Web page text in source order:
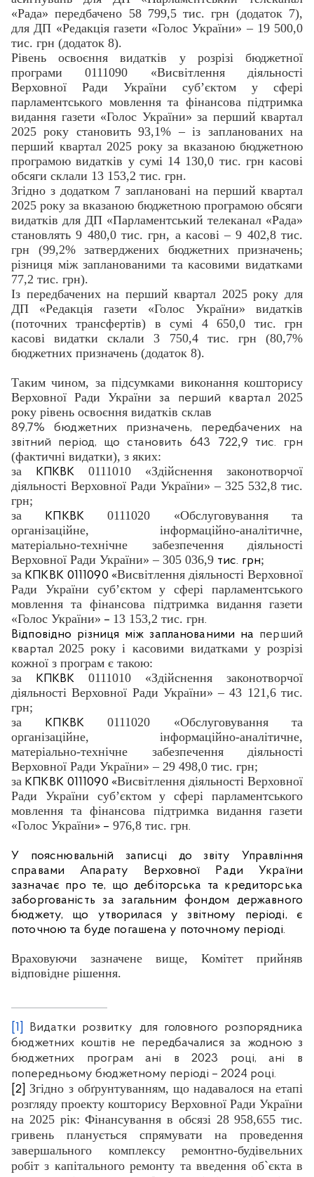
«Рада» передбачено 58 799,5 тис. грн (додаток 7),
для ДП «Редакція газети «Голос України» – 19 500,0
тис. грн (додаток 8).
Рівень освоєння видатків у розрізі бюджетної
програми 0111090 «Висвітлення діяльності
Верховної Ради України суб’єктом у сфері
парламентського мовлення та фінансова підтримка
видання газети «Голос України» за перший квартал
2025 року становить 93,1% – із запланованих на
перший квартал 2025 року за вказаною бюджетною
програмою видатків у сумі 14 130,0 тис. грн касові
обсяги склали 13 153,2 тис. грн.
Згідно з додатком 7 заплановані на перший квартал
2025 року за вказаною бюджетною програмою обсяги
видатків для ДП «Парламентський телеканал «Рада»
становлять 9 480,0 тис. грн, а касові – 9 402,8 тис.
грн (99,2% затверджених бюджетних призначень;
різниця між запланованими та касовими видатками
77,2 тис. грн).
Із передбачених на перший квартал 2025 року для
ДП «Редакція газети «Голос України» видатків
(поточних трансфертів) в сумі 4 650,0 тис. грн
касові видатки склали 3 750,4 тис. грн (80,7%
бюджетних призначень (додаток 8).
Таким чином, за підсумками виконання кошторису
Верховної Ради Україниза перший квартал 2025
року рівень освоєння видатків склав
89,7% бюджетних призначень, передбачених на
звітний період, що становить
643 722,9 тис. грн
(фактичні видатки), з яких:
за
КПКВК 0111010 «Здійснення законотворчої
діяльності Верховної Ради України» – 325 532,8 тис.
грн;
за
КПКВК 0111020 «Обслуговування та
організаційне, інформаційно-аналітичне,
матеріально-технічне забезпечення діяльності
Верховної Ради України» – 305 036,9 тис. грн;
за КПКВК 0111090 «Висвітлення діяльності Верховної
Ради України суб’єктом у сфері парламентського
мовлення та фінансова підтримка видання газети
«Голос України» – 13 153,2 тис. грн.
Відповідно різниця між запланованими на перший
квартал2025 року і касовими видатками у розрізі
кожної з програм є такою:
за
КПКВК 0111010 «Здійснення законотворчої
діяльності Верховної Ради України» – 43 121,6 тис.
грн;
за
КПКВК 0111020 «Обслуговування та
організаційне, інформаційно-аналітичне,
матеріально-технічне забезпечення діяльності
Верховної Ради України» – 29 498,0 тис. грн;
за КПКВК 0111090 «Висвітлення діяльності Верховної
Ради України суб’єктом у сфері парламентського
мовлення та фінансова підтримка видання газети
«Голос України» – 976,8 тис. грн.
У пояснювальній записці до звіту Управління
справами Апарату Верховної Ради України
зазначає про те, що дебіторська та кредиторська
заборгованість за загальним фондом державного
бюджету, що утворилася у звітному періоді, є
поточною та буде погашена у поточному періоді.
Враховуючи зазначене вище, Комітет прийняв
відповідне рішення.
[1]
Видатки розвитку для головного розпорядника
бюджетних коштів не передбачалися за жодною з
бюджетних програм ані в 2023 році, ані в
попередньому бюджетному періоді – 2024 році.
[2]
Згідно з обґрунтуванням, що надавалося на етапі
розгляду проекту кошторису Верховної Ради України
на 2025 рік: Фінансування в обсязі 28 958,655 тис.
гривень планується спрямувати на проведення
завершального комплексу ремонтно-будівельних
робіт з капітального ремонту та введення об`єкта в